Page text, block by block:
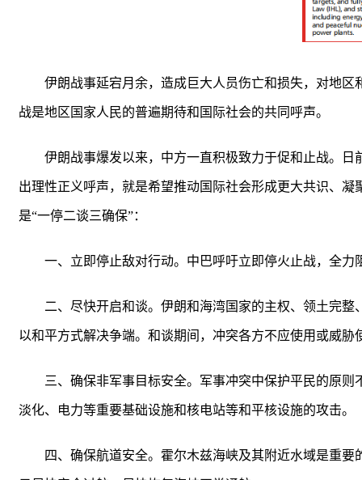
伊朗战事延宕月余，造成巨大人员伤亡和损失，对地
战是地区国家人民的普遍期待和国际社会的共同呼声。
伊朗战事爆发以来，中方一直积极致力于促和止战。
出理性正义呼声，就是希望推动国际社会形成更大共识、
是“一停二谈三确保”：
一、立即停止敌对行动。中巴呼吁立即停火止战，全
二、尽快开启和谈。伊朗和海湾国家的主权、领土完
以和平方式解决争端。和谈期间，冲突各方不应使用或威胁
三、确保非军事目标安全。军事冲突中保护平民的原
淡化、电力等重要基础设施和核电站等和平核设施的攻击。
四、确保航道安全。霍尔木兹海峡及其附近水域是重